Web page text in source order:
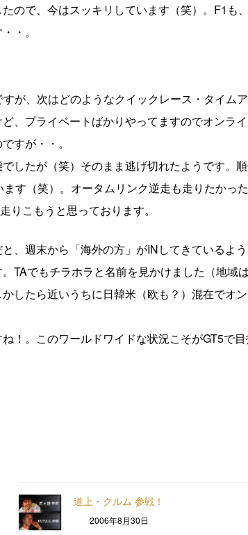
ので、今はスッキリしています（笑）。F1も
・。
が、次はどのようなクイックレース・タイム
、プライベートばかりやってますのでオンラ
すが・・。
したが（笑）そのまま逃げ切れたようです。
す（笑）。オータムリンク逆走も走りたかっ
りこもうと思っております。
、週末から「海外の方」がINしてきているよ
TAでもチラホラと名前を見かけました（地域
したら近いうちに日韓米（欧も？）混在でオ
！。このワールドワイドな状況こそがGT5で
道上・クルム 参戦！
2006年8月30日